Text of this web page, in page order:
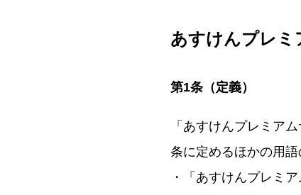
あすけんプレミ
第1条（定義）
「あすけんプレミア
条に定めるほかの用
・「あすけんプレミ